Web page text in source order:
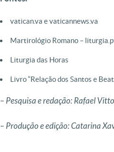
vatican.va e vaticannews.va
Martirológio Romano –
Liturgia das Horas
Livro “Relação dos Santos e
– Pesquisa e redação: Rafael
– Produção e edição: Catarina